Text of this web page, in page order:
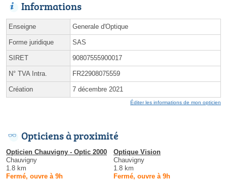
Informations
Enseigne Generale d'Optique
Forme juridique SAS
SIRET 90807555900017
N° TVA Intra. FR22908075559
Création 7 décembre 2021
Éditer les informations de mon opticien
Opticiens à proximité
Opticien Chauvigny - Optic 2000
Chauvigny
1.8 km
Fermé, ouvre à 9h
Optique Vision
Chauvigny
1.8 km
Fermé, ouvre à 9h